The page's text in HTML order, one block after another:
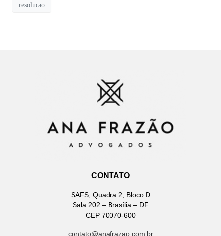
resolucao
CONTATO
SAFS, Quadra 2, Bloco D
Sala 202 – Brasília – DF
CEP 70070-600
contato@anafrazao.com.br